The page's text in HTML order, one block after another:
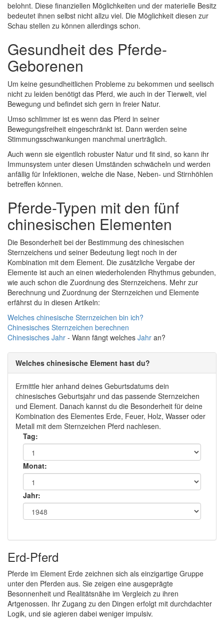
belohnt. Diese finanziellen Möglichkeiten und der materielle Besitz
bedeutet ihnen selbst nicht allzu viel. Die Möglichkeit diesen zur
Schau stellen zu können allerdings schon.
Gesundheit des Pferde-
Geborenen
Um keine gesundheitlichen Probleme zu bekommen und seelisch
nicht zu leiden benötigt das Pferd, wie auch in der Tierwelt, viel
Bewegung und befindet sich gern in freier Natur.
Umso schlimmer ist es wenn das Pferd in seiner
Bewegungsfreiheit eingeschränkt ist. Dann werden seine
Stimmungsschwankungen manchmal unerträglich.
Auch wenn sie eigentlich robuster Natur und fit sind, so kann ihr
Immunsystem unter diesen Umständen schwächeln und werden
anfällig für Infektionen, welche die Nase, Neben- und Stirnhöhlen
betreffen können.
Pferde-Typen mit den fünf
chinesischen Elementen
Die Besonderheit bei der Bestimmung des chinesischen
Sternzeichens und seiner Bedeutung liegt noch in der
Kombination mit dem Element. Die zusätzliche Vergabe der
Elemente ist auch an einen wiederholenden Rhythmus gebunden,
wie auch schon die Zuordnung des Sternzeichens. Mehr zur
Berechnung und Zuordnung der Sternzeichen und Elemente
erfährst du in diesen Artikeln:
Welches chinesische Sternzeichen bin ich?
Chinesisches Sternzeichen berechnen
Chinesisches Jahr - Wann fängt welches Jahr an?
Welches chinesische Element hast du?
Ermittle hier anhand deines Geburtsdatums dein
chinesisches Geburtsjahr und das passende Sternzeichen
und Element. Danach kannst du die Besonderheit für deine
Kombination des Elementes Erde, Feuer, Holz, Wasser oder
Metall mit dem Sternzeichen Pferd nachlesen.
Tag:
Monat:
Jahr:
Erd-Pferd
Pferde im Element Erde zeichnen sich als einzigartige Gruppe
unter den Pferden aus. Sie zeigen eine ausgeprägte
Besonnenheit und Realitätsnähe im Vergleich zu ihren
Artgenossen. Ihr Zugang zu den Dingen erfolgt mit durchdachter
Logik, und sie agieren dabei weniger impulsiv.